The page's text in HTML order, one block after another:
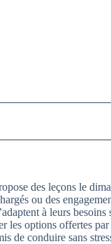
des leçons le
ou des
à leurs
les options offertes
de conduire sans